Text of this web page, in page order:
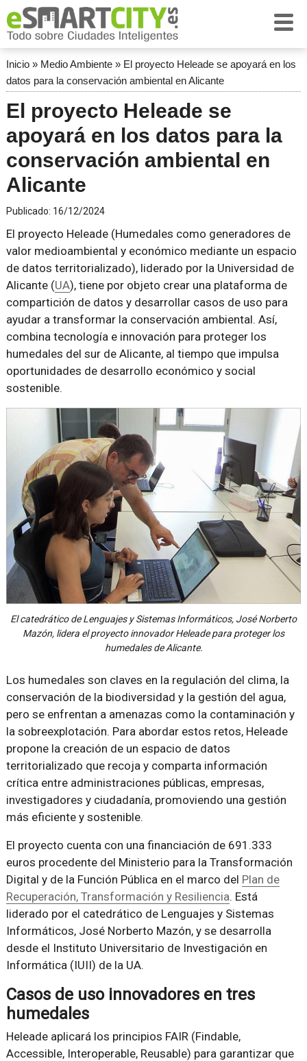
Inicio» Medio Ambiente» El proyecto Heleade se apoyará en los
datos para la conservación ambiental en Alicante
El proyecto Heleade se
apoyará en los datos para la
conservación ambiental en
Alicante
Publicado: 16/12/2024
El proyecto Heleade (Humedales como generadores de
valor medioambiental y económico mediante un espacio
de datos territorializado), liderado por la Universidad de
Alicante (UA), tiene por objeto crear una plataforma de
compartición de datos y desarrollar casos de uso para
ayudar a transformar la conservación ambiental. Así,
combina tecnología e innovación para proteger los
humedales del sur de Alicante, al tiempo que impulsa
oportunidades de desarrollo económico y social
sostenible.
El catedrático de Lenguajes y Sistemas Informáticos, José Norberto
Mazón, lidera el proyecto innovador Heleade para proteger los
humedales de Alicante.
Los humedales son claves en la regulación del clima, la
conservación de la biodiversidad y la gestión del agua,
pero se enfrentan a amenazas como la contaminación y
la sobreexplotación. Para abordar estos retos, Heleade
propone la creación de un espacio de datos
territorializado que recoja y comparta información
crítica entre administraciones públicas, empresas,
investigadores y ciudadanía, promoviendo una gestión
más eficiente y sostenible.
El proyecto cuenta con una financiación de 691.333
euros procedente del Ministerio para la Transformación
Digital y de la Función Pública en el marco del Plan de
Recuperación, Transformación y Resiliencia. Está
liderado por el catedrático de Lenguajes y Sistemas
Informáticos, José Norberto Mazón, y se desarrolla
desde el Instituto Universitario de Investigación en
Informática (IUII) de la UA.
Casos de uso innovadores en tres
humedales
Heleade aplicará los principios FAIR (Findable,
Accessible, Interoperable, Reusable) para garantizar que